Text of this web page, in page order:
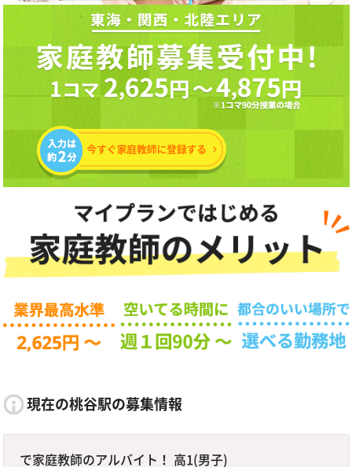
現在の桃谷駅の募集情報
で家庭教師のアルバイト！ 高1(男子)